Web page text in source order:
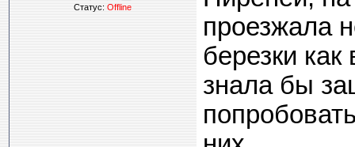
Статус:Offline
проезжала
березки
знала бы